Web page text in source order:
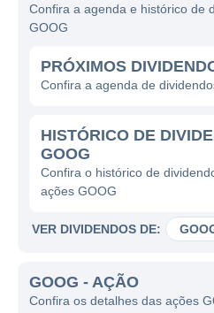
Confira a agenda e histórico de
GOOG
PRÓXIMOS
Confira a agenda de
HISTÓRICO DE
GOOG
Confira o histórico de
ações GOOG
VER DIVIDENDOS DE:
GOOG - AÇÃO
Confira os detalhes das ações